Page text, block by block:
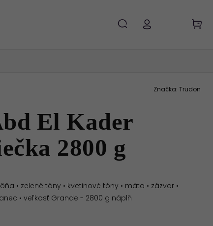
El Kader
2800 g
• zelené tóny • kvetinové tóny • mäta • zázvor •
• veľkosť Grande - 2800 g náplň
Značka: Trudon